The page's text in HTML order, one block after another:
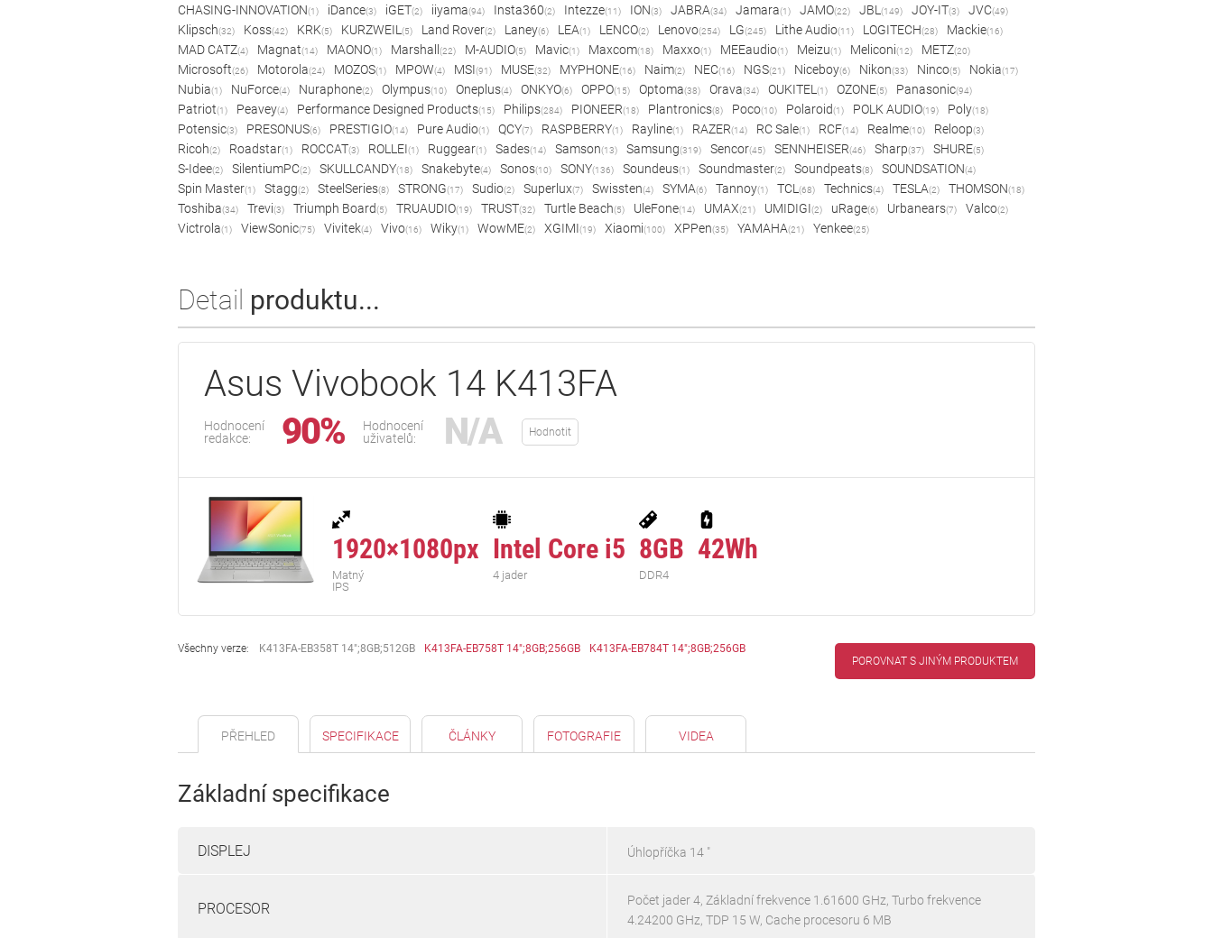
CHASING-INNOVATION(1) iDance(3) iGET(2) iiyama(94) Insta360(2) Intezze(11) ION(3) JABRA(34) Jamara(1) JAMO(22) JBL(149) JOY-IT(3) JVC(49)
Klipsch(32) Koss(42) KRK(5) KURZWEIL(5) Land Rover(2) Laney(6) LEA(1) LENCO(2) Lenovo(254) LG(245) Lithe Audio(11) LOGITECH(28) Mackie(16)
MAD CATZ(4) Magnat(14) MAONO(1) Marshall (22) M-AUDIO(5) Mavic(1) Maxcom(18) Maxxo(1) MEEaudio(1) Meizu(1) Meliconi(12) METZ(20)
Microsoft(26) Motorola(24) MOZOS(1) MPOW(4) MSI(91) MUSE(32) MYPHONE(16) Naim(2) NEC(16) NGS(21) Niceboy(6) Nikon(33) Ninco(5) Nokia(17)
Nubia(1) NuForce(4) Nuraphone(2) Olympus(10) Oneplus(4) ONKYO(6) OPPO(15) Optoma(38) Orava(34) OUKITEL(1) OZONE(5) Panasonic(94)
Patriot(1) Peavey(4) Performance Designed Products(15) Philips(284) PIONEER(18) Plantronics(8) Poco(10) Polaroid(1) POLK AUDIO(19) Poly(18)
Potensic(3) PRESONUS(6) PRESTIGIO(14) Pure Audio(1) QCY(7) RASPBERRY(1) Rayline(1) RAZER(14) RC Sale(1) RCF(14) Realme(10) Reloop(3)
Ricoh(2) Roadstar(1) ROCCAT(3) ROLLEI(1) Ruggear(1) Sades(14) Samson(13) Samsung(319) Sencor(45) SENNHEISER(46) Sharp(37) SHURE(5)
S-Idee(2) SilentiumPC(2) SKULLCANDY(18) Snakebyte(4) Sonos(10) SONY(136) Soundeus(1) Soundmaster(2) Soundpeats(8) SOUNDSATION(4)
Spin Master(1) Stagg(2) SteelSeries(8) STRONG(17) Sudio(2) Superlux(7) Swissten(4) SYMA(6) Tannoy(1) TCL(68) Technics(4) TESLA(2) THOMSON(18)
Toshiba(34) Trevi(3) Triumph Board(5) TRUAUDIO(19) TRUST(32) Turtle Beach(5) UleFone(14) UMAX(21) UMIDIGI(2) uRage(6) Urbanears(7) Valco(2)
Victrola(1) ViewSonic(75) Vivitek(4) Vivo(16) Wiky(1) WowME(2) XGIMI(19) Xiaomi(100) XPPen(35) YAMAHA(21) Yenkee(25)
Detail produktu...
Asus Vivobook 14 K413FA
Hodnocení
redakce:
90%
Hodnocení
uživatelů:
N/A Hodnotit
1920×1080px
Matný
IPS
Intel Core i5
4 jader
8GB
DDR4
42Wh
Všechny verze: K413FA-EB358T 14";8GB;512GB K413FA-EB758T 14";8GB;256GB
K413FA-EB784T 14";8GB;256GB
POROVNAT S JINÝM PRODUKTEM
PŘEHLED SPECIFIKACE ČLÁNKY FOTOGRAFIE VIDEA
Základní specifikace
DISPLEJ Úhlopříčka 14 "
PROCESOR
Počet jader 4, Základní frekvence 1.61600 GHz, Turbo frekvence
4.24200 GHz, TDP 15 W, Cache procesoru 6 MB